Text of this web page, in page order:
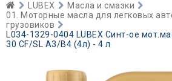
LUBEX
Масла и смазки
01. Моторные масла для легковых
грузовиков
L034-1329-0404 LUBEX Синт-ое
30 CF/SL A3/B4 (4л) - 4 л